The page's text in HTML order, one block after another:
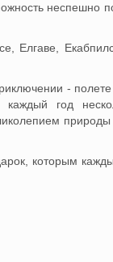
неспешно
Елгаве,
-
год
которым